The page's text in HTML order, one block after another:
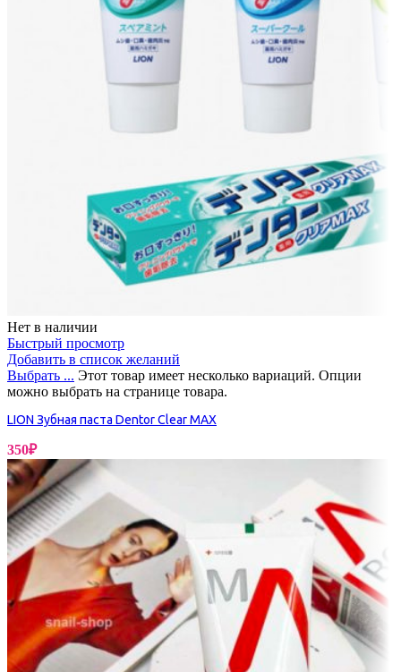
Нет в наличии
Быстрый просмотр
Добавить в список желаний
Выбрать ... Этот товар имеет несколько вариаций. Опции
можно выбрать на странице товара.
LION Зубная паста Dentor Clear MAX
350₽